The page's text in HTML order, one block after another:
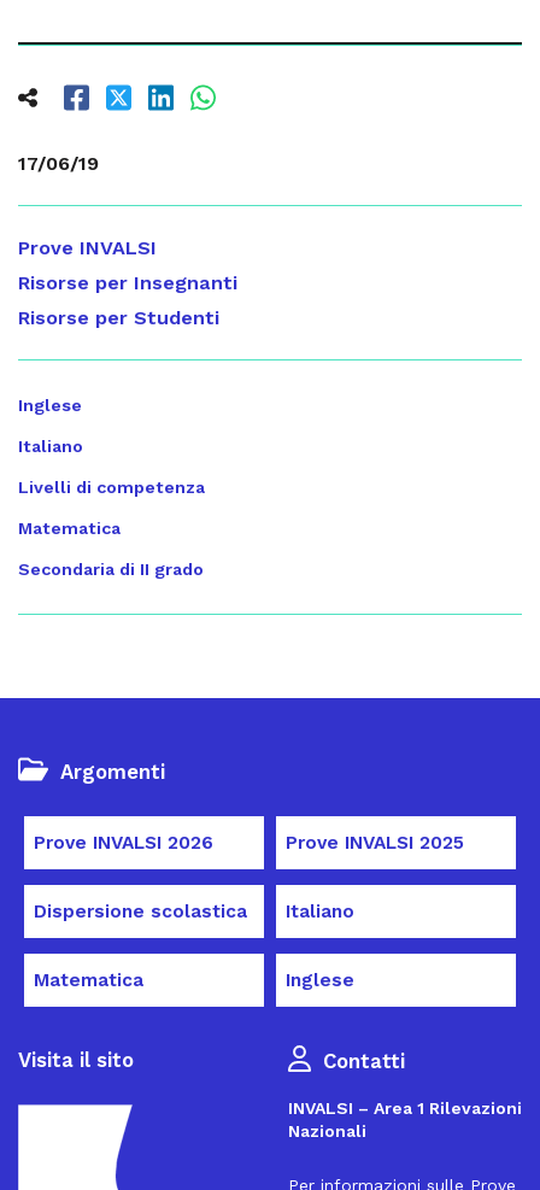
17/06/19
Prove INVALSI
Risorse per Insegnanti
Risorse per Studenti
Inglese
Italiano
Livelli di competenza
Matematica
Secondaria di II grado
Argomenti
Prove INVALSI 2026 Prove INVALSI 2025
Dispersione scolastica Italiano
Matematica Inglese
Visita il sito Contatti
INVALSI – Area 1 Rilevazioni
Nazionali
Per informazioni sulle Prove